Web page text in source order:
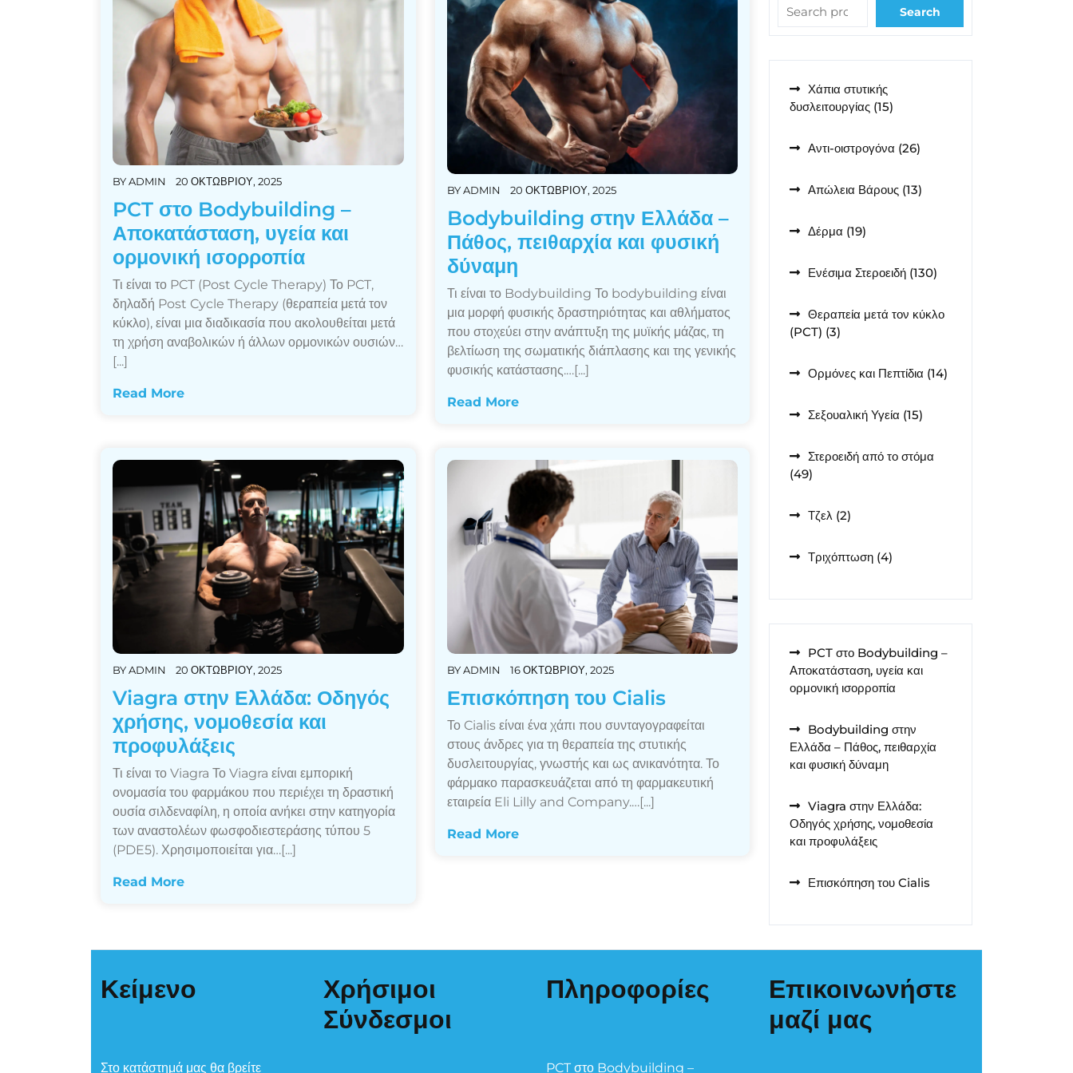
BYADMIN 20 ΟΚΤΩΒΡΊΟΥ, 2025
PCT στο Bodybuilding –
Αποκατάσταση, υγεία και
ορμονική ισορροπία
Τι είναι το PCT (Post Cycle Therapy) Το PCT,
δηλαδή Post Cycle Therapy (θεραπεία μετά τον
κύκλο), είναι μια διαδικασία που ακολουθείται μετά
τη χρήση αναβολικών ή άλλων ορμονικών ουσιών…
[...]
Read More
BYADMIN 20 ΟΚΤΩΒΡΊΟΥ, 2025
Bodybuilding στην Ελλάδα –
Πάθος, πειθαρχία και φυσική
δύναμη
Τι είναι το Bodybuilding Το bodybuilding είναι
μια μορφή φυσικής δραστηριότητας και αθλήματος
που στοχεύει στην ανάπτυξη της μυϊκής μάζας, τη
βελτίωση της σωματικής διάπλασης και της γενικής
φυσικής κατάστασης.…[...]
Read More
BYADMIN 20 ΟΚΤΩΒΡΊΟΥ, 2025
Viagra στην Ελλάδα: Οδηγός
χρήσης, νομοθεσία και
προφυλάξεις
Τι είναι το Viagra Το Viagra είναι εμπορική
ονομασία του φαρμάκου που περιέχει τη δραστική
ουσία σιλδεναφίλη, η οποία ανήκει στην κατηγορία
των αναστολέων φωσφοδιεστεράσης τύπου 5
(PDE5). Χρησιμοποιείται για…[...]
Read More
BYADMIN 16 ΟΚΤΩΒΡΊΟΥ, 2025
Επισκόπηση του Cialis
Το Cialis είναι ένα χάπι που συνταγογραφείται
στους άνδρες για τη θεραπεία της στυτικής
δυσλειτουργίας, γνωστής και ως ανικανότητα. Το
φάρμακο παρασκευάζεται από τη φαρμακευτική
εταιρεία Eli Lilly and Company.…[...]
Read More
Search
Χάπια στυτικής
δυσλειτουργίας 1515
Αντι-οιστρογόνα 2626
Απώλεια Βάρους 1313
Δέρμα 1919
Ενέσιμα Στεροειδή 130130
Θεραπεία μετά τον κύκλο
(PCT) 33
Ορμόνες και Πεπτίδια 1414
Σεξουαλική Υγεία 1515
Στεροειδή από το στόμα
4949
Τζελ 22
Τριχόπτωση 44
PCT στο Bodybuilding –
Αποκατάσταση, υγεία και
ορμονική ισορροπία
Bodybuilding στην
Ελλάδα – Πάθος, πειθαρχία
και φυσική δύναμη
Viagra στην Ελλάδα:
Οδηγός χρήσης, νομοθεσία
και προφυλάξεις
Επισκόπηση του Cialis
Κείμενο
Στο κατάστημά μας θα βρείτε
Χρήσιμοι
Σύνδεσμοι
Πληροφορίες
PCT στο Bodybuilding –
Επικοινωνήστε
μαζί μας